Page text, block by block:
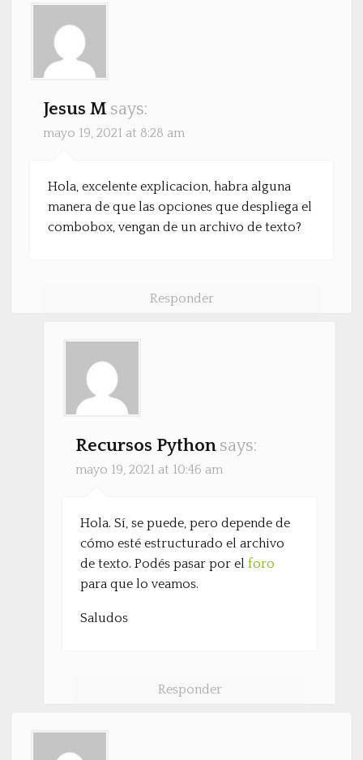
Jesus M says:
mayo 19, 2021 at 8:28 am
Hola, excelente explicacion, habra alguna
manera de que las opciones que despliega el
combobox, vengan de un archivo de texto?
Responder
Recursos Python says:
mayo 19, 2021 at 10:46 am
Hola. Sí, se puede, pero depende de
cómo esté estructurado el archivo
de texto. Podés pasar por el foro
para que lo veamos.
Saludos
Responder